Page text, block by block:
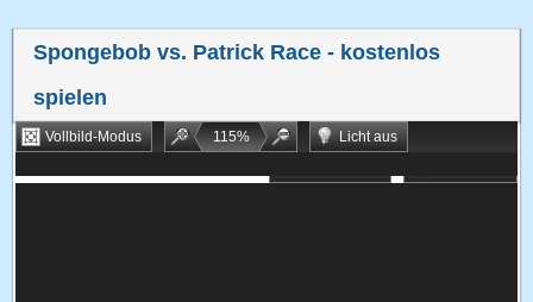
Spongebob vs. Patrick Race - kostenlos
spielen
Vollbild-Modus 115%
Licht aus